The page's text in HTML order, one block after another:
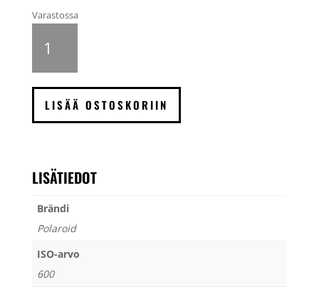
Varastossa
Color
kpl
LISÄÄ OSTOSKORIIN
LISÄTIEDOT
Brändi
Polaroid
ISO-arvo
600